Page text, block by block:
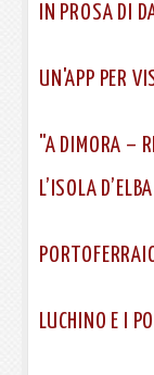
IN PROSA DI
UN'APP PER
"A DIMORA –
L’ISOLA D’ELBA
LUCHINO E I